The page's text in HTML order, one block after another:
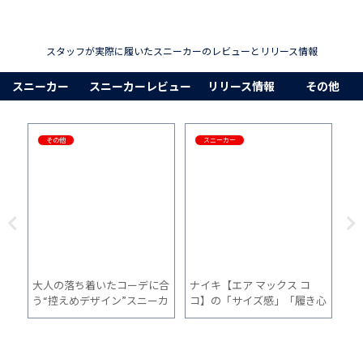
スタッフが実際に履いたスニーカーのレビューとリリース情報
スニーカー スニーカーレビュー リリース情報 その他
その他
大人の落ち着いたコーデに合
う“控えめデザイン”スニーカ
ー10選
スニーカー
ナイキ【エア マックス コ
コ】の「サイズ感」「履き心
地」「普段使い」を1ヵ月間